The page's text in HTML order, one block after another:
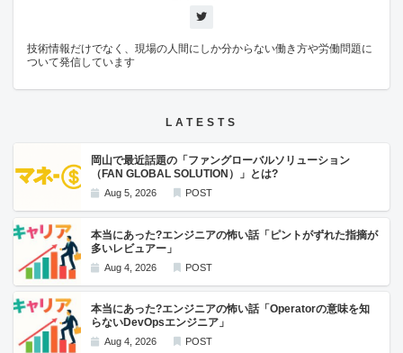
技術情報だけでなく、現場の人間にしか分からない働き方や労働問題に
ついて発信しています
LATESTS
岡山で最近話題の「ファングローバルソリューション
（FAN GLOBAL SOLUTION）」とは?
Aug 5, 2026 POST
本当にあった?エンジニアの怖い話「ピントがずれた指摘が
多いレビュアー」
Aug 4, 2026 POST
本当にあった?エンジニアの怖い話「Operatorの意味を知
らないDevOpsエンジニア」
Aug 4, 2026 POST